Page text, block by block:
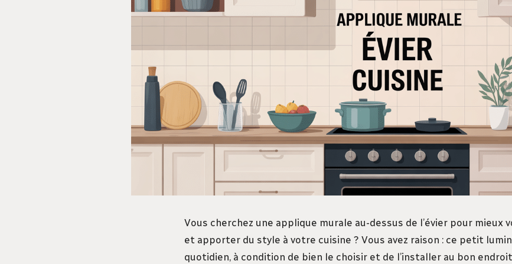
Vous cherchez une applique murale au-dessus de l’évier pour mieux
et apporter du style à votre cuisine ? Vous avez raison : ce petit
quotidien, à condition de bien le choisir et de l’installer au bon